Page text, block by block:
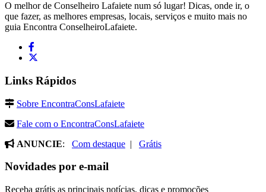
O melhor de Conselheiro Lafaiete num só lugar! Dicas, onde ir, o
que fazer, as melhores empresas, locais, serviços e muito mais no
guia Encontra ConselheiroLafaiete.
Links Rápidos
Sobre EncontraConsLafaiete
Fale com o EncontraConsLafaiete
ANUNCIE: Com destaque | Grátis
Novidades por e-mail
Receba grátis as principais notícias, dicas e promoções